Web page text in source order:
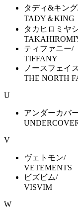
タディ&キン
TADY＆KING
タカヒロミヤ
ティファニー/
TIFFANY
ノースフェイ
THE NORTH
U
アンダーカバ
V
ヴェトモン/
VETEMENTS
ビズビム/
VISVIM
W